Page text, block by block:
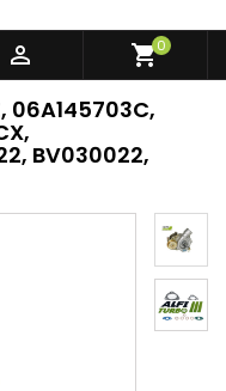
 shopping_cart0
06A145703C,
BV030022,